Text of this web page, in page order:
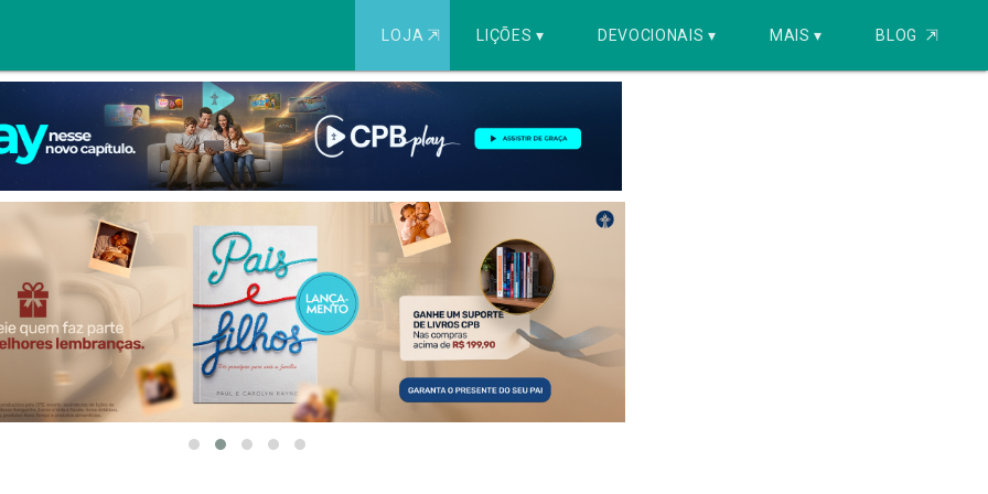
LOJA ⇱ LIÇÕES ▾ DEVOCIONAIS ▾ MAIS ▾ BLOG ⇱